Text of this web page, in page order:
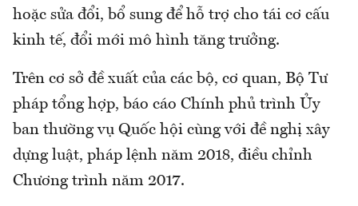
hoặc sửa đổi, bổ sung để hỗ trợ cho tái cơ cấu
kinh tế, đổi mới mô hình tăng trưởng.
Trên cơ sở đề xuất của các bộ, cơ quan, Bộ Tư
pháp tổng hợp, báo cáo Chính phủ trình Ủy
ban thường vụ Quốc hội cùng với đề nghị xây
dựng luật, pháp lệnh năm 2018, điều chỉnh
Chương trình năm 2017.